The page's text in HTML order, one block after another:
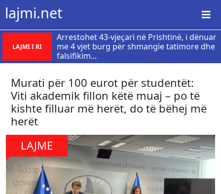
lajmi.net
LAJMI I RI
Arrestohet 43-vjeçari në Prishtinë, i dënuar
me 4 vjet burg për shmangie tatimore dhe
falsifikim...
Murati për 100 eurot për studentët:
Viti akademik fillon këtë muaj – po të
kishte filluar më herët, do të bëhej më
herët
LAJME